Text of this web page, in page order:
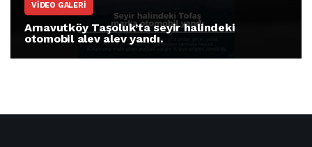
VIDEO GALERI
Arnavutköy Taşoluk’ta seyir halindeki
otomobil alev alev yandı.